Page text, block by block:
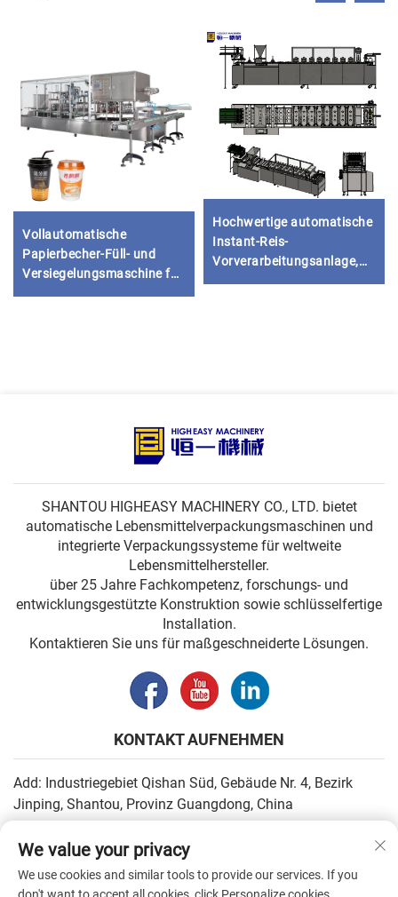
Vollautomatische
Papierbecher-Füll- und
Versiegelungsmaschine für
Saft, Wasser, Joghurt, Tee,
Hochwertige automatische
Instant-Reis-
Vorverarbeitungsanlage,
SHANTOU HIGHEASY MACHINERY CO., LTD. bietet
automatische Lebensmittelverpackungsmaschinen und
integrierte Verpackungssysteme für weltweite
Lebensmittelhersteller.
über 25 Jahre Fachkompetenz, forschungs- und
entwicklungsgestützte Konstruktion sowie schlüsselfertige
Installation.
Kontaktieren Sie uns für maßgeschneiderte Lösungen.
KONTAKT AUFNEHMEN
Add: Industriegebiet Qishan Süd, Gebäude Nr. 4, Bezirk
Jinping, Shantou, Provinz Guangdong, China
+86-13502930779
We value your privacy
We use cookies and similar tools to provide our services. If you